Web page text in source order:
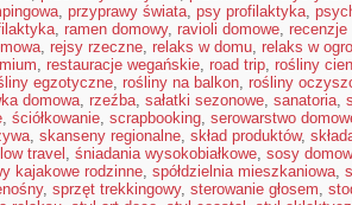
, przyprawy świata, psy profilaktyka,
, ramen domowy, ravioli domowe, recenzje
, rejsy rzeczne, relaks w domu, relaks w
, restauracje wegańskie, road trip, rośliny
egzotyczne, rośliny na balkon, rośliny
domowa, rzeźba, sałatki sezonowe, sanatoria,
, ściółkowanie, scrapbooking, serowarstwo
, skanseny regionalne, skład produktów,
travel , śniadania wysokobiałkowe, sosy
kajakowe rodzinne, spółdzielnia mieszkaniowa,
, sprzęt trekkingowy, sterowanie głosem,